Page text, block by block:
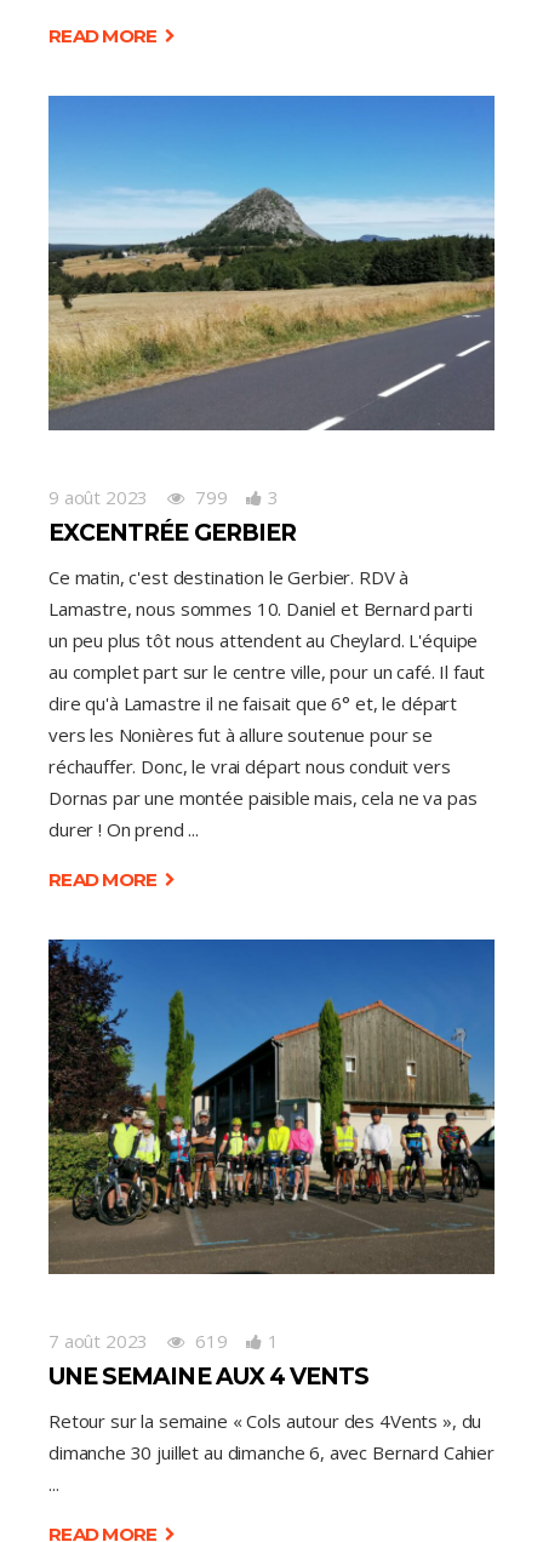
READ MORE
9 août 2023 799 3
EXCENTRÉE GERBIER
Ce matin, c'est destination le Gerbier. RDV à
Lamastre, nous sommes 10. Daniel et Bernard parti
un peu plus tôt nous attendent au Cheylard. L'équipe
au complet part sur le centre ville, pour un café. Il faut
dire qu'à Lamastre il ne faisait que 6° et, le départ
vers les Nonières fut à allure soutenue pour se
réchauffer. Donc, le vrai départ nous conduit vers
Dornas par une montée paisible mais, cela ne va pas
durer ! On prend
READ MORE
7 août 2023 619 1
UNE SEMAINE AUX 4 VENTS
Retour sur la semaine « Cols autour des 4Vents », du
dimanche 30 juillet au dimanche 6, avec Bernard Cahier
READ MORE